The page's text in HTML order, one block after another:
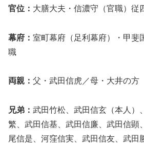
官位： 大膳大夫・信濃守（官職）従
幕府： 室町幕府（足利幕府）・甲斐
職
両親： 父・武田信虎／母・大井の方
兄弟： 武田竹松、武田信玄（本人）
繁、武田信基、武田信廉、武田信顕
尾信是、河窪信実、武田信友、武田